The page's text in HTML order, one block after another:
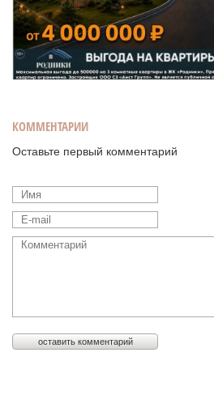
КОММЕНТАРИИ
Оставьте первый комментарий